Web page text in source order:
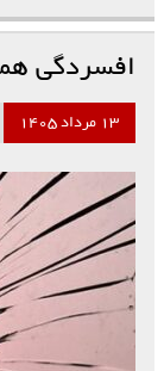
افسردگی
۱۳ مرداد ۱۴۰۵